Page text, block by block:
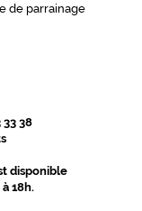
de parrainage
33 38
disponible
18h.